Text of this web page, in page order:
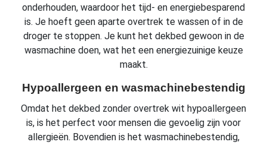
onderhouden, waardoor het tijd- en energiebesparend
is. Je hoeft geen aparte overtrek te wassen of in de
droger te stoppen. Je kunt het dekbed gewoon in de
wasmachine doen, wat het een energiezuinige keuze
maakt.
Hypoallergeen en wasmachinebestendig
Omdat het dekbed zonder overtrek wit hypoallergeen
is, is het perfect voor mensen die gevoelig zijn voor
allergieën. Bovendien is het wasmachinebestendig,